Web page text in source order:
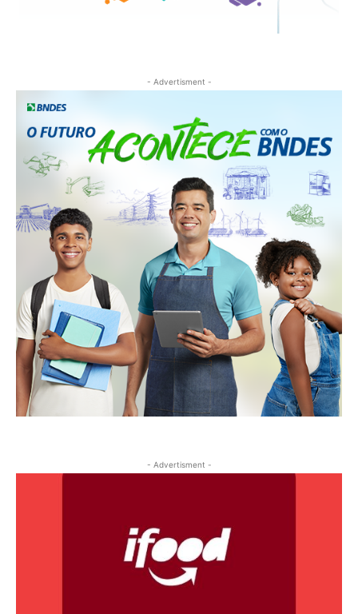
- Advertisment -
- Advertisment -